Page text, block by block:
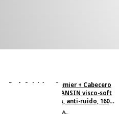
Pack Colchón + Somier + Cabecero
160x190 cm - DESCANSIN visco-soft
gel, Tapizado Beis, anti-ruido, 160
cm x 190 cm, Espumación alta